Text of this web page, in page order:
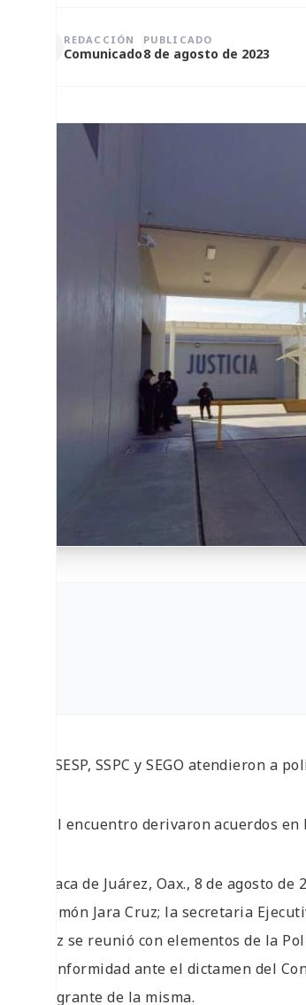
REDACCIÓN
Comunicado
PUBLICADO
8 de agosto de 2023
• SESESP, SSPC y SEGO atendieron a
• Del encuentro derivaron acuerdos
Oaxaca de Juárez, Oax., 8 de agosto
Salomón Jara Cruz; la secretaria
Ortiz se reunió con elementos de la
inconformidad ante el dictamen del
integrante de la misma.